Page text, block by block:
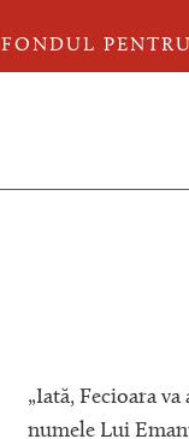
FONDUL
„Iată, Fecioara
numele Lui